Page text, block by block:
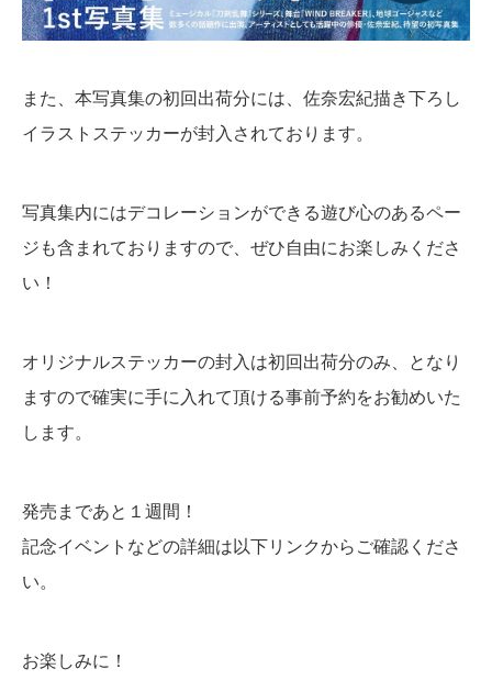
また、本写真集の初回出荷分には、佐奈宏紀描き下ろし
イラストステッカーが封入されております。
写真集内にはデコレーションができる遊び心のあるペー
ジも含まれておりますので、ぜひ自由にお楽しみくださ
い！
オリジナルステッカーの封入は初回出荷分のみ、となり
ますので確実に手に入れて頂ける事前予約をお勧めいた
します。
発売まであと１週間！
記念イベントなどの詳細は以下リンクからご確認くださ
い。
お楽しみに！